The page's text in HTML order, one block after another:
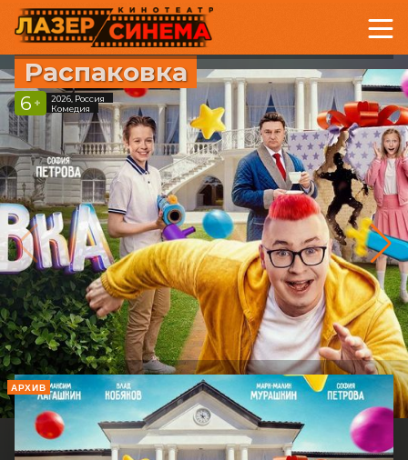
Распаковка
6 +
2026, Россия
Комедия
АРХИВ